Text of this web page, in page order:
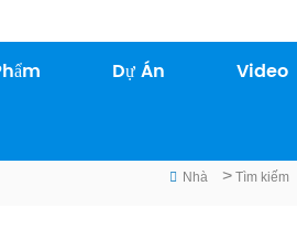
Dự Án Video
Nhà > Tìm kiếm